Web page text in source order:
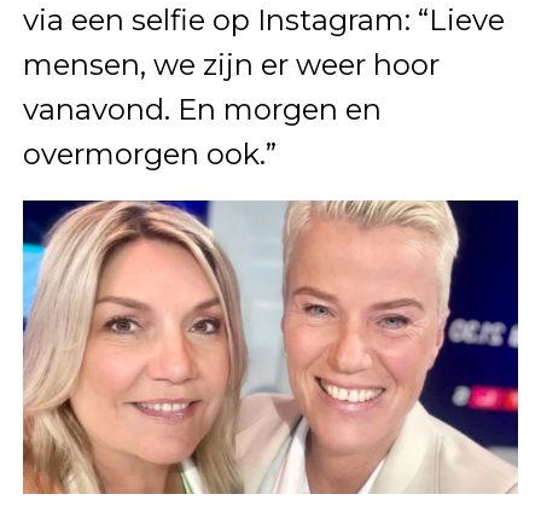
via een selfie op Instagram: “Lieve
mensen, we zijn er weer hoor
vanavond. En morgen en
overmorgen ook.”